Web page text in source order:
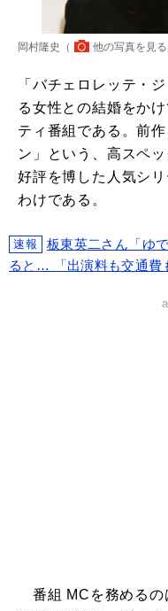
岡村隆史（ 他の写真を見る
「バチェロレッテ・
る女性との結婚をか
ティ番組である。前
ン」という、高スペ
好評を博した人気シ
わけである。
速報
板東英二さん「ゆ
ると… 「出演料も交通費
番組 MCを務めるの